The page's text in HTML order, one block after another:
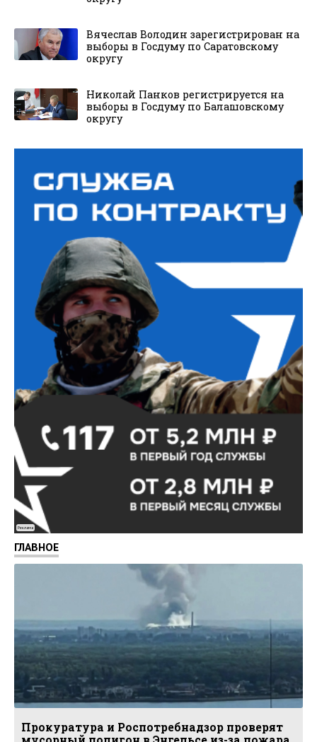
Вячеслав Володин зарегистрирован на
выборы в Госдуму по Саратовскому
округу
Николай Панков регистрируется на
выборы в Госдуму по Балашовскому
округу
Реклама
ГЛАВНОЕ
Прокуратура и Роспотребнадзор проверят